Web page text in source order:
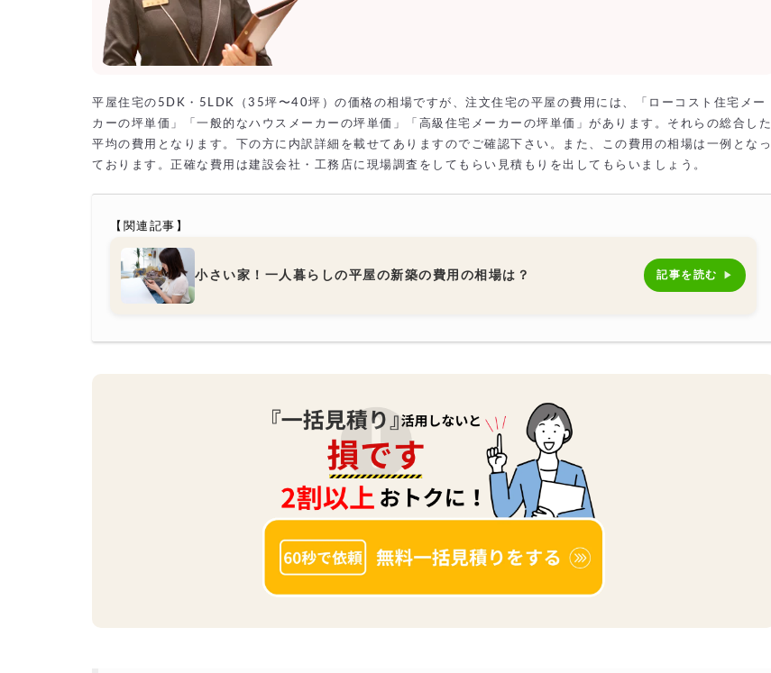
平屋住宅の5DK・5LDK（35坪〜40坪）の価格の相場ですが、注文住宅の平屋の費用には、「ローコスト住宅メー
カーの坪単価」「一般的なハウスメーカーの坪単価」「高級住宅メーカーの坪単価」があります。それらの総合した
平均の費用となります。下の方に内訳詳細を載せてありますのでご確認下さい。また、この費用の相場は一例となっ
ております。正確な費用は建設会社・工務店に現場調査をしてもらい見積もりを出してもらいましょう。
【関連記事】
小さい家！一人暮らしの平屋の新築の費用の相場は？ 記事を読む